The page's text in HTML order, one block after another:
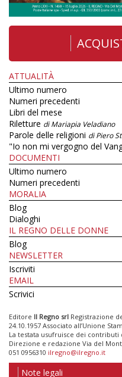
ATTUALITÀ
Ultimo numero
Numeri precedenti
Libri del mese
Riletture di Mariapia Veladiano
Parole delle religioni di Piero
"Io non mi vergogno del
DOCUMENTI
Ultimo numero
Numeri precedenti
MORALIA
Blog
Dialoghi
IL REGNO DELLE DONNE
Blog
NEWSLETTER
Iscriviti
EMAIL
Scrivici
Editore Il Regno srl Registrazione
24.10.1957 Associato all’Unione
La testata usufruisce dei contributi
Direzione e redazione Via del
051 0956310 ilregno@ilregno.it
Note legali